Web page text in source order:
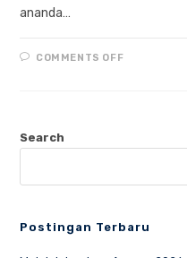
ananda…
COMMENTS OFFON
Search
Postingan Terbaru